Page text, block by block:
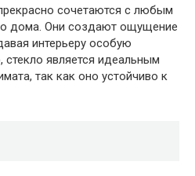
сочетаются с любым
дома. Они создают ощущение
интерьеру особую
стекло является идеальным
так как оно устойчиво к